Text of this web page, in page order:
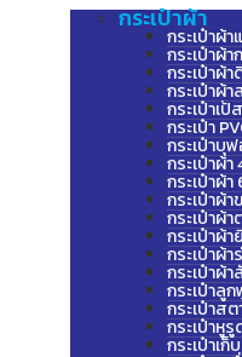
กระเป๋าผ้า
กระเป๋าผ้
กระเป๋าผ้
กระเป๋าผ้า
กระเป๋าผ้
กระเป๋าเ
กระเป๋า
กระเป๋าบุ
กระเป๋าผ้
กระเป๋าผ้
กระเป๋าผ้า
กระเป๋าผ้า
กระเป๋าผ้
กระเป๋าผ้า
กระเป๋าผ้
กระเป๋าลู
กระเป๋าส
กระเป๋าหูรู
กระเป๋าเก็